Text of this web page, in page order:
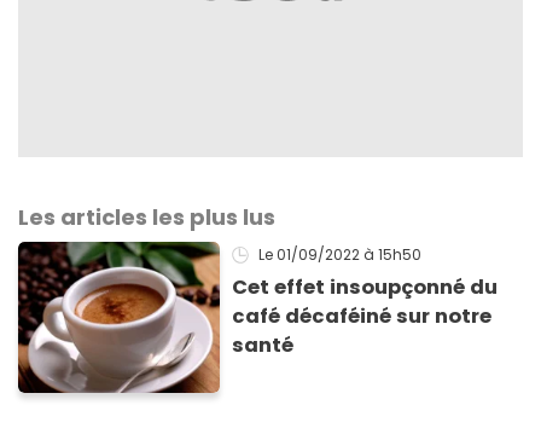
Les articles les plus lus
Le 01/09/2022 à 15h50
Cet effet insoupçonné du
café décaféiné sur notre
santé